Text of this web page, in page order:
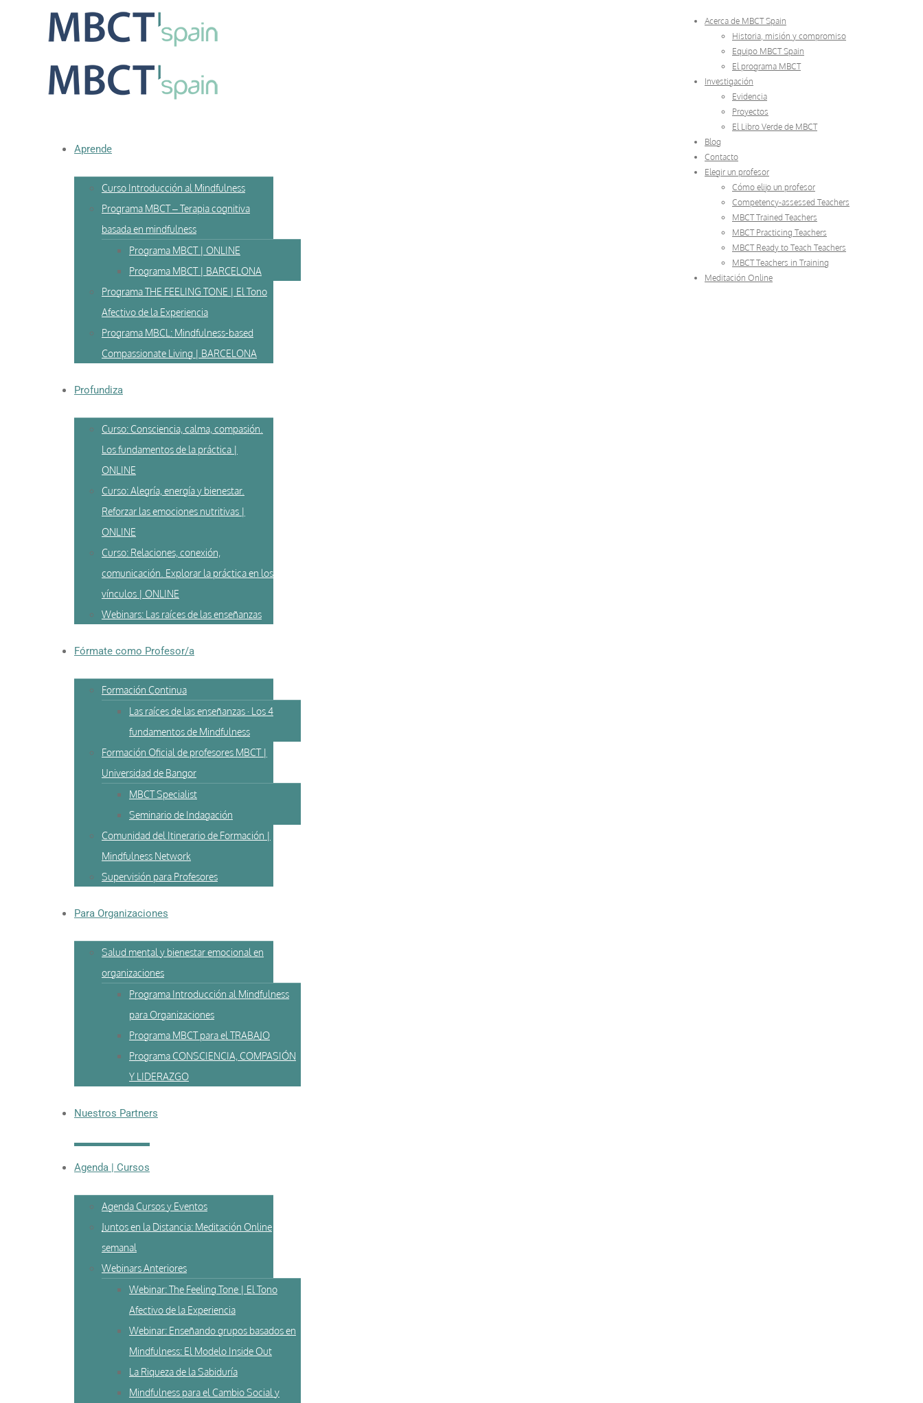
Acerca de MBCT Spain
Historia, misión y compromiso
Equipo MBCT Spain
El programa MBCT
Investigación
Evidencia
Proyectos
El Libro Verde de MBCT
Blog
Contacto
Elegir un profesor
Cómo elijo un profesor
Competency-assessed Teachers
MBCT Trained Teachers
MBCT Practicing Teachers
MBCT Ready to Teach Teachers
MBCT Teachers in Training
Meditación Online
Aprende
Curso Introducción al Mindfulness
Programa MBCT – Terapia cognitiva
basada en mindfulness
Programa MBCT | ONLINE
Programa MBCT | BARCELONA
Programa THE FEELING TONE | El Tono
Afectivo de la Experiencia
Programa MBCL: Mindfulness-based
Compassionate Living | BARCELONA
Profundiza
Curso: Consciencia, calma, compasión.
Los fundamentos de la práctica |
ONLINE
Curso: Alegría, energía y bienestar.
Reforzar las emociones nutritivas |
ONLINE
Curso: Relaciones, conexión,
comunicación. Explorar la práctica en los
vínculos | ONLINE
Webinars: Las raíces de las enseñanzas
Fórmate como Profesor/a
Formación Continua
Las raíces de las enseñanzas · Los 4
fundamentos de Mindfulness
Formación Oficial de profesores MBCT |
Universidad de Bangor
MBCT Specialist
Seminario de Indagación
Comunidad del Itinerario de Formación |
Mindfulness Network
Supervisión para Profesores
Para Organizaciones
Salud mental y bienestar emocional en
organizaciones
Programa Introducción al Mindfulness
para Organizaciones
Programa MBCT para el TRABAJO
Programa CONSCIENCIA, COMPASIÓN
Y LIDERAZGO
Nuestros Partners
Agenda | Cursos
Agenda Cursos y Eventos
Juntos en la Distancia: Meditación Online
semanal
Webinars Anteriores
Webinar: The Feeling Tone | El Tono
Afectivo de la Experiencia
Webinar: Enseñando grupos basados en
Mindfulness: El Modelo Inside Out
La Riqueza de la Sabiduría
Mindfulness para el Cambio Social y